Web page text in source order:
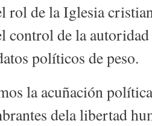
rol de la Iglesia
control de la autoridad
políticos de peso.
la acuñación
dela libertad